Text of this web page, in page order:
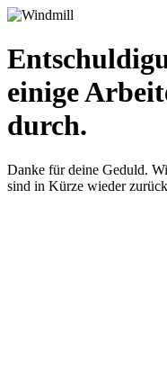
einige
durch.
Danke für deine Geduld.
sind in Kürze wieder